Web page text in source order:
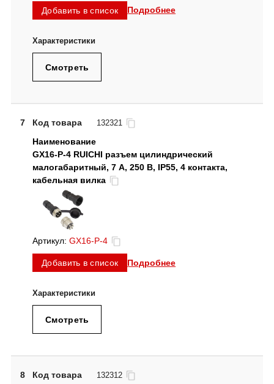
Добавить в список Подробнее
Смотреть
7 Код товара 132321
GX16-P-4 RUICHI разъем цилиндрический
малогабаритный, 7 А, 250 В, IP55, 4 контакта,
кабельная вилка
Артикул: GX16-P-4
Добавить в список Подробнее
Смотреть
8 Код товара 132312